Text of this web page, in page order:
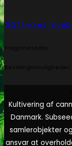
Gå til vores
Kultivering af
Danmark.
samlerobjekter
ansvar at